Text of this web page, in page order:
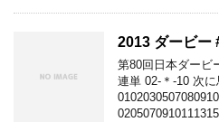
2013 ダービー
第80回日本ダービ
連単 02-＊-10 次に